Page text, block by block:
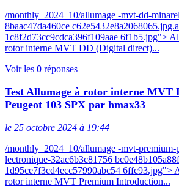
/monthly_2024_10/allumage -mvt-dd-
8baac47da460ce
1c8f2d73cc9cdca396f109aae 6f1b5.jpg">
rotor interne MVT DD (Digital direct)...
Voir les 0 réponses
Test Allumage à rotor interne MVT
Peugeot 103 SPX par hmax33
le 25 octobre 2024 à 19:44
/monthly_2024_10/allumage -mvt-premium-
lectronique-32ac6b3c81756
1d95ce7f3cd4ecc57990abc54 6ffc93.jpg">
rotor interne MVT Premium Introduction...